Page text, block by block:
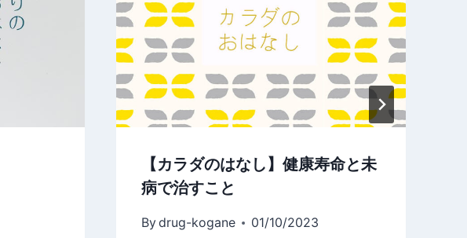
【カラダのはなし】健康寿命と未
病で治すこと
Bydrug-kogane 01/10/2023